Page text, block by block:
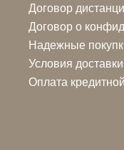
Договор
Договор о
Надежные
Условия доставки
Оплата